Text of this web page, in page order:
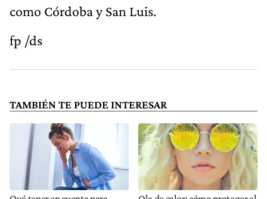
como Córdoba y San Luis.
fp /ds
TAMBIÉN TE PUEDE INTERESAR